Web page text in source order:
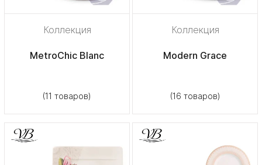
Коллекция
MetroChic Blanc
(11 товаров)
Коллекция
Modern Grace
(16 товаров)